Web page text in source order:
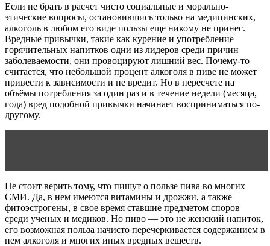
Если не брать в расчет чисто социальные и морально-
этические вопросы, остановившись только на медицинских,
алкоголь в любом его виде пользы еще никому не принес.
Вредные привычки, такие как курение и употребление
горячительных напитков одни из лидеров среди причин
заболеваемости, они провоцируют лишний вес. Почему-то
считается, что небольшой процент алкоголя в пиве не может
привести к зависимости и не вредит. Но в пересчете на
объёмы потребления за один раз и в течение недели (месяца,
года) вред подобной привычки начинает восприниматься по-
другому.
Не стоит верить тому, что пишут о пользе пива во многих
СМИ. Да, в нем имеются витамины и дрожжи, а также
фитоэстрогены, в свое время ставшие предметом споров
среди ученых и медиков. Но пиво — это не женский напиток,
его возможная польза начисто перечеркивается содержанием в
нем алкоголя и многих иных вредных веществ.